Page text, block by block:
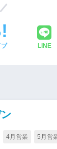
ブ LINE
4月営業 5月営